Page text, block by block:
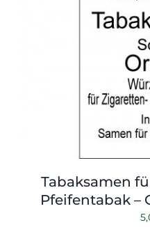
Tabaksamen
Pfeifentabak –